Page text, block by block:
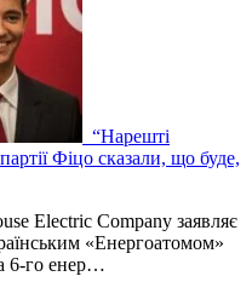
“Нарешті
Фіцо сказали, що буде,
Electric Company заявляє
«Енергоатомом»
6-го енер…